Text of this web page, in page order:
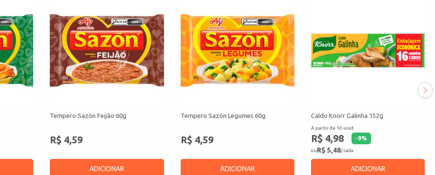
Tempero Sazón Feijão 60g
R$ 4,59
ADICIONAR
Tempero Sazón Legumes 60g
R$ 4,59
ADICIONAR
Caldo Knorr Galinha 152g
A partir de 10 unid.
R$ 4,98 -9%
ouR$ 5,48/ cada
ADICIONAR